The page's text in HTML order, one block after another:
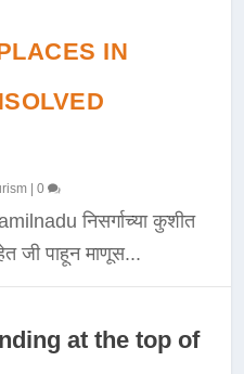
IN
|0
निसर्गाच्या कुशीत
जी पाहून माणूस...
at the top of